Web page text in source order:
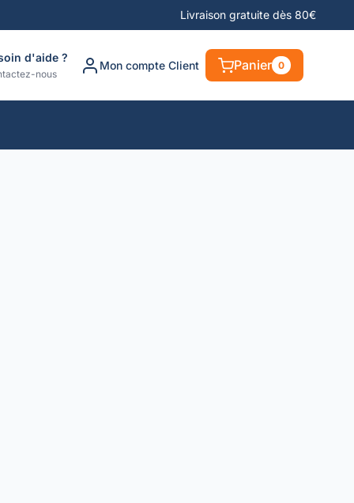
Livraison gratuite dès 80€
d'aide ?
nous
Mon compte Client Panier 0